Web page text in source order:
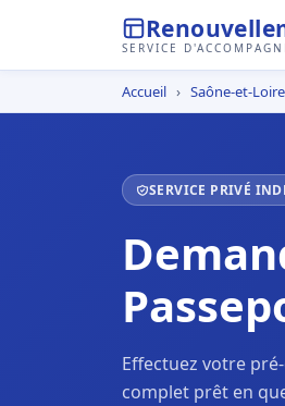
SERVICE
Accueil › Saône-et-Loire
SERVICE PRIVÉ
Effectuez votre
complet prêt en